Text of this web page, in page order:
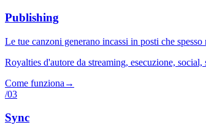
Publishing
Le tue canzoni generano incassi in posti che
Royalties d'autore da streaming, esecuzione,
Come funziona →
/03
Sync